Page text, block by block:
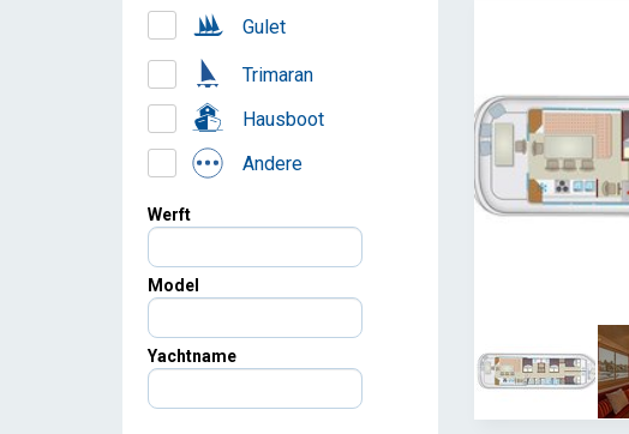
Gulet
Trimaran
Hausboot
Andere
Werft
Model
Yachtname